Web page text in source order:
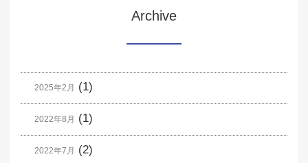
Archive
2025年2月 (1)
2022年8月 (1)
2022年7月 (2)